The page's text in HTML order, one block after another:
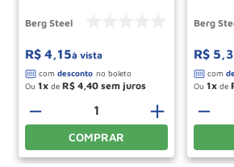
Berg Steel
R$ 4,15à vista
Ou 1 de R$ 4,40
＋
－
COMPRAR
Berg
R$ 5,
Ou 1 de
－